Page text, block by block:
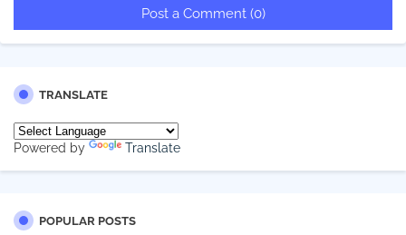
Post a Comment (0)
TRANSLATE
Powered by Translate
POPULAR POSTS